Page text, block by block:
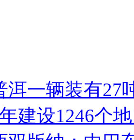
洱一辆装有27
建设1246个